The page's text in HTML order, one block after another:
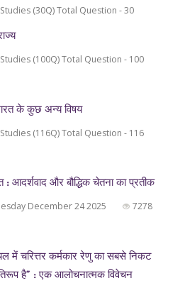
(30Q) Total Question - 30
(100Q) Total Question - 100
के कुछ अन्य विषय
(116Q) Total Question - 116
: आदर्शवाद और बौद्धिक चेतना का प्रतीक
December 24 2025 7278
में चरित्तर कर्मकार रेणु का सबसे निकट
है” : एक आलोचनात्मक विवेचन